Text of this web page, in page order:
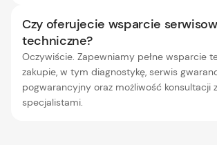
Czy oferujecie wsparcie
techniczne?
Oczywiście. Zapewniamy pełne wsparcie
zakupie, w tym diagnostykę, serwis
pogwarancyjny oraz możliwość konsultacji
specjalistami.